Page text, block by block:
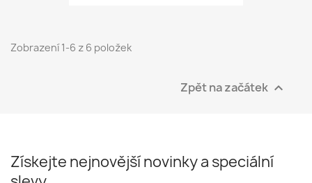
Zobrazení 1-6 z 6 položek
Zpět na začátek 
Získejte nejnovější novinky a speciální